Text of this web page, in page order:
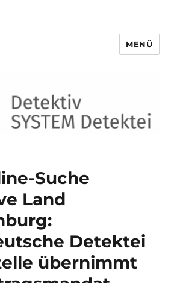
Detektei ®
MENÜ
Suche
Land
Detektei
übernimmt